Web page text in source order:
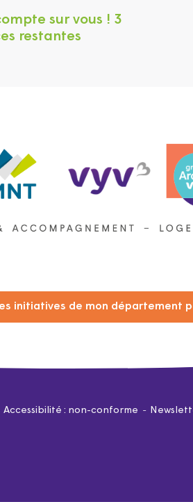
sur vous ! 3
restantes
initiatives de mon département
Accessibilité : non-conforme